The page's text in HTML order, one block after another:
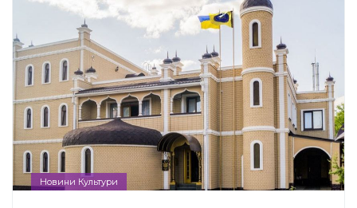
Новини Культури